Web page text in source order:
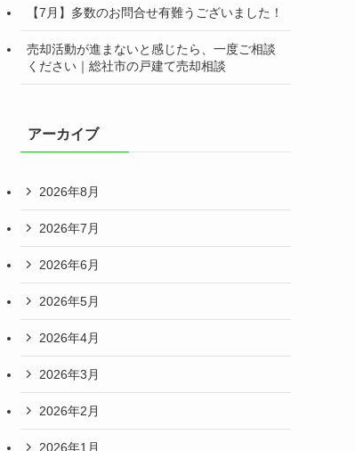
【7月】多数のお問合せ有難うございました！
売却活動が進まないと感じたら、一度ご相談
ください｜総社市の戸建て売却相談
アーカイブ
2026年8月
2026年7月
2026年6月
2026年5月
2026年4月
2026年3月
2026年2月
2026年1月